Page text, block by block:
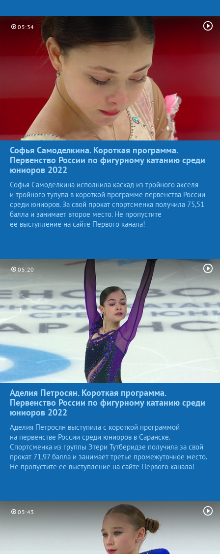
05:34
Софья Самоделкина. Короткая программа.
Первенство России по фигурному катанию среди
юниоров 2022
Софья Самоделкина исполнила каскад из тройного акселя
и тройного тулупа в короткой программе первенства России
среди юниоров. За свой прокат спортсменка получила 75,51
балла и занимает второе место. Не пропустите
ее выступление на сайте Первого канала!
05:20
Аделия Петросян. Короткая программа.
Первенство России по фигурному катанию среди
юниоров 2022
Аделия Петросян выступила с короткой программой
на первенстве России среди юниоров в Саранске.
Спортсменка из группы Этери Тутберидзе получила за свой
прокат 71,97 балла и занимает третье промежуточное место.
Не пропустите ее выступление на сайте Первого канала!
05:43